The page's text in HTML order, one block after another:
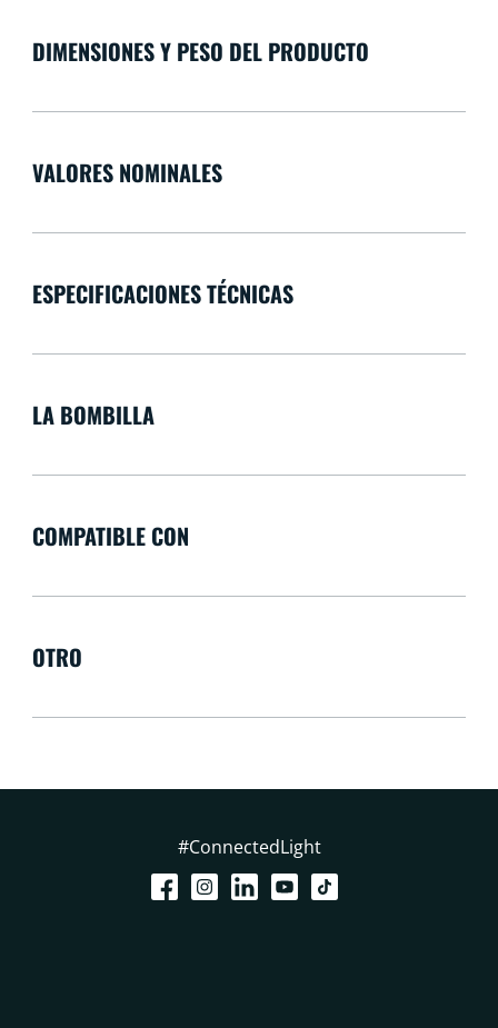
DIMENSIONES Y PESO DEL PRODUCTO
VALORES NOMINALES
ESPECIFICACIONES TÉCNICAS
LA BOMBILLA
COMPATIBLE CON
OTRO
#ConnectedLight